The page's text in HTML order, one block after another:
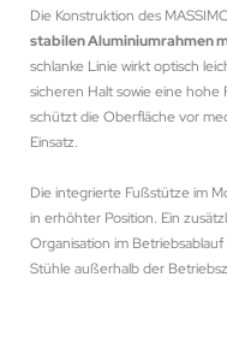
Die Konstruktion des
stabilen Aluminiumrahmen
schlanke Linie wirkt optisch
sicheren Halt sowie eine hohe
schützt die Oberfläche vor
Einsatz.
Die integrierte Fußstütze im
in erhöhter Position. Ein
Organisation im
Stühle außerhalb der